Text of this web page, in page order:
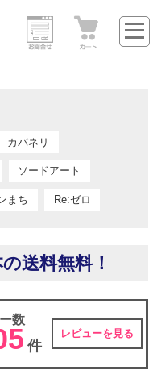
カバネリ
ソードアート
まち Re:ゼロ
送料無料！
数
件
レビューを見る